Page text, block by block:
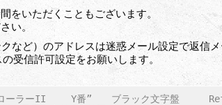
をいただくこともございます。
い。
など）のアドレスは迷惑メール設定で返信
受信許可設定をお願いします。